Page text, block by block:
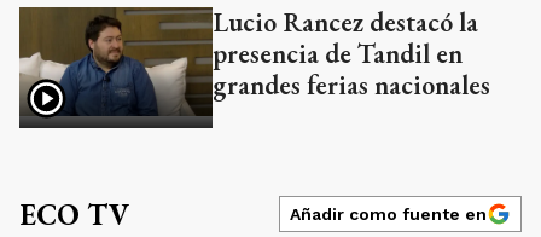
Lucio Rancez destacó la
presencia de Tandil en
grandes ferias nacionales
ECO TV Añadir como fuente en